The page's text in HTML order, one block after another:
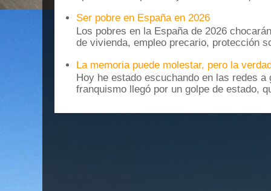
Ser pobre en España en 2026
Los pobres en la España de 2026
de vivienda, empleo precario, protección
La memoria puede molestar, pero la
Hoy he estado escuchando en las redes
franquismo llegó por un golpe de estado,